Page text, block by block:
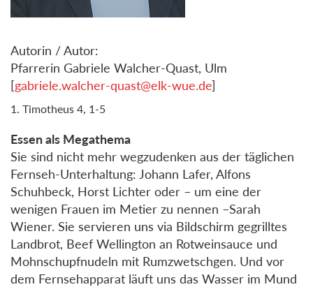
Autorin / Autor:
Pfarrerin Gabriele Walcher-Quast, Ulm
[gabriele.walcher-quast@elk-wue.de]
1. Timotheus 4, 1-5
Essen als Megathema
Sie sind nicht mehr wegzudenken aus der täglichen
Fernseh-Unterhaltung: Johann Lafer, Alfons
Schuhbeck, Horst Lichter oder – um eine der
wenigen Frauen im Metier zu nennen –Sarah
Wiener. Sie servieren uns via Bildschirm gegrilltes
Landbrot, Beef Wellington an Rotweinsauce und
Mohnschupfnudeln mit Rumzwetschgen. Und vor
dem Fernsehapparat läuft uns das Wasser im Mund